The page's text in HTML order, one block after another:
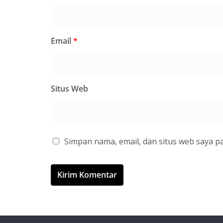
Email*
Situs Web
Simpan nama, email, dan situs web saya